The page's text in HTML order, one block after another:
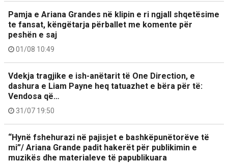
Pamja e Ariana Grandes në klipin e ri ngjall shqetësime
te fansat, këngëtarja përballet me komente për
peshën e saj
01/08 10:49
Vdekja tragjike e ish-anëtarit të One Direction, e
dashura e Liam Payne heq tatuazhet e bëra për të:
Vendosa që…
31/07 19:50
“Hynë fshehurazi në pajisjet e bashkëpunëtorëve të
mi”/ Ariana Grande padit hakerët për publikimin e
muzikës dhe materialeve të papublikuara